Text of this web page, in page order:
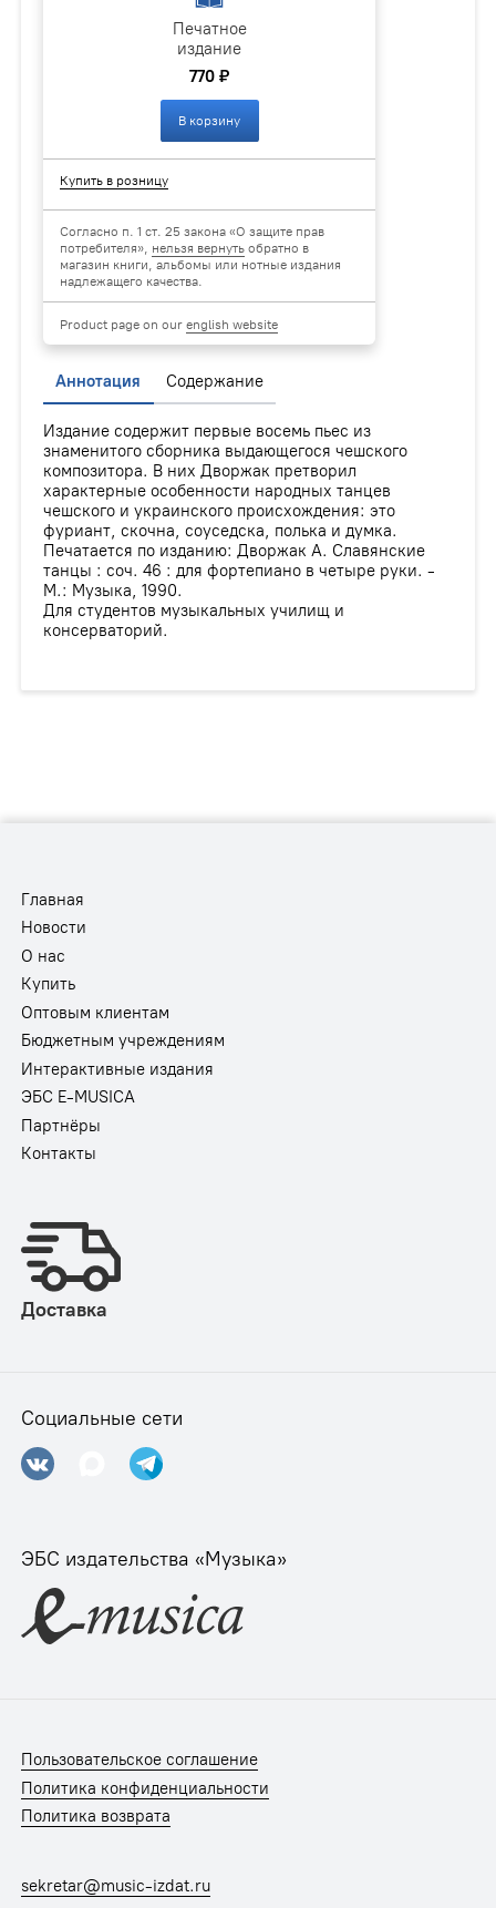
Печатное
издание
770 ₽
В корзину
Купить в розницу
Согласно п. 1 ст. 25 закона «О защите прав
потребителя», нельзя вернуть обратно в
магазин книги, альбомы или нотные издания
надлежащего качества.
Product page on ourenglish website
Аннотация Содержание
Издание содержит первые восемь пьес из
знаменитого сборника выдающегося чешского
композитора. В них Дворжак претворил
характерные особенности народных танцев
чешского и украинского происхождения: это
фуриант, скочна, соуседска, полька и думка.
Печатается по изданию: Дворжак А. Славянские
танцы : соч. 46 : для фортепиано в четыре руки. -
М.: Музыка, 1990.
Для студентов музыкальных училищ и
консерваторий.
Главная
Новости
О нас
Купить
Оптовым клиентам
Бюджетным учреждениям
Интерактивные издания
ЭБС E-MUSICA
Партнёры
Контакты
Доставка
Социальные сети
ЭБС издательства «Музыка»
Пользовательское соглашение
Политика конфиденциальности
Политика возврата
sekretar@music-izdat.ru